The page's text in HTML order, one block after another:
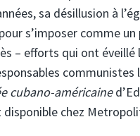
sa désillusion à
s’imposer comme
– efforts qui ont éveillé
communistes
cubano-américaine
chez